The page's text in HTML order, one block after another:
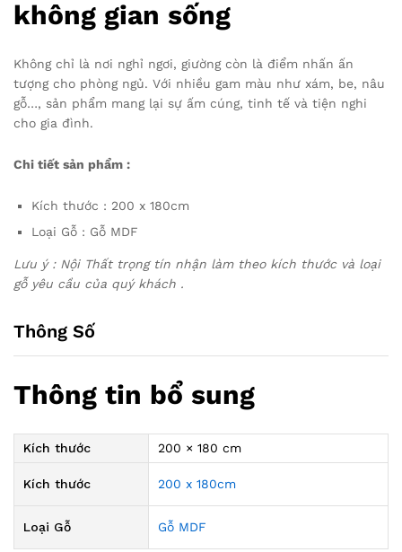
không gian sống
Không chỉ là nơi nghỉ ngơi, giường còn là điểm nhấn ấn
tượng cho phòng ngủ. Với nhiều gam màu như xám, be, nâu
gỗ…, sản phẩm mang lại sự ấm cúng, tinh tế và tiện nghi
cho gia đình.
Chi tiết sản phẩm :
Kích thước : 200 x 180cm
Loại Gỗ : Gỗ MDF
Lưu ý : Nội Thất trọng tín nhận làm theo kích thước và loại
gỗ yêu cầu của quý khách .
Thông Số
Thông tin bổ sung
Kích thước 200 × 180 cm
Kích thước 200 x 180cm
Loại Gỗ Gỗ MDF